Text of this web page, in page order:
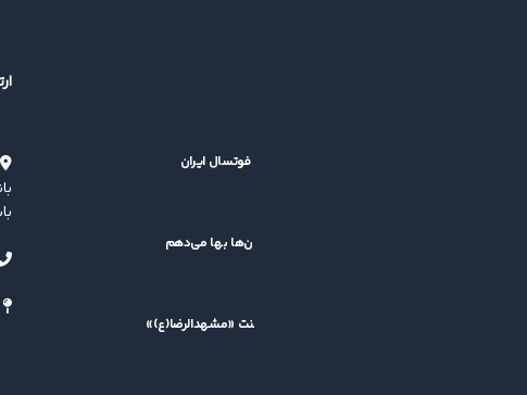
بازگشت جام باشگاه‌های فوتسال آسیا؛ خبر خوش برای فوتسال ایران
کشاورز: قرعه سخت برایم اهمیتی ندارد/ بمب نه، به جوان‌ها بها می‌دهم
پیام تقدیر مدیرعامل گیتی‌پسند از برگزارکنندگان تورنمنت «مشهدالرضا(ع)»